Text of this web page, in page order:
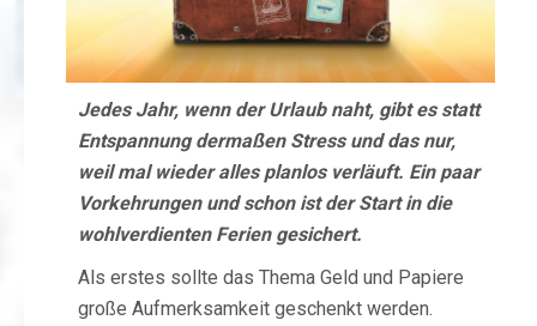
Jedes Jahr, wenn der Urlaub naht, gibt es statt
Entspannung dermaßen Stress und das nur,
weil mal wieder alles planlos verläuft. Ein paar
Vorkehrungen und schon ist der Start in die
wohlverdienten Ferien gesichert.
Als erstes sollte das Thema Geld und Papiere
große Aufmerksamkeit geschenkt werden.